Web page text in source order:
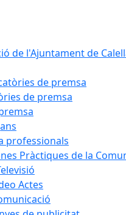
de l'Ajuntament de
de premsa
de premsa
professionals
Pràctiques de la
Actes